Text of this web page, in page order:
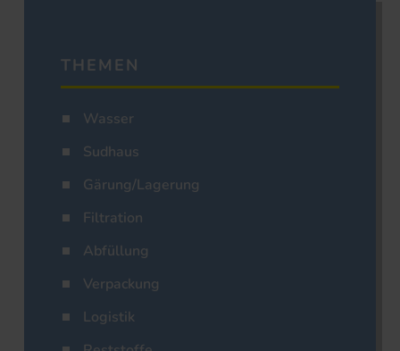
THEMEN
Wasser
Sudhaus
Gärung/Lagerung
Filtration
Abfüllung
Verpackung
Logistik